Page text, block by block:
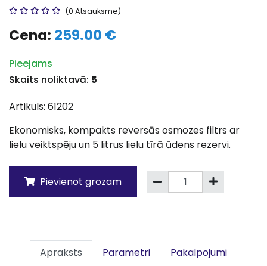
(0 Atsauksme)
Cena: 259.00 €
Pieejams
Skaits noliktavā: 5
Artikuls: 61202
Ekonomisks, kompakts reversās osmozes filtrs ar
lielu veiktspēju un 5 litrus lielu tīrā ūdens rezervi.
Pievienot grozam
Apraksts Parametri
Pakalpojumi